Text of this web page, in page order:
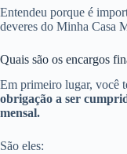
Entendeu porque é
deveres do Minha Casa
Quais são os encargos
Em primeiro lugar, você
obrigação a ser
mensal.
São eles: